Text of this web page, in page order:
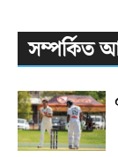
সম্পর্কিত